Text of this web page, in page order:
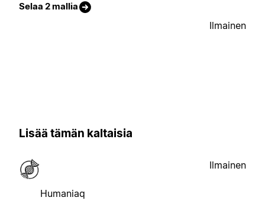
Selaa 2 mallia
Ilmainen
Lisää tämän kaltaisia
Humaniaq
Ilmainen